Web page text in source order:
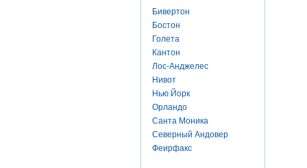
Бивертон
Бостон
Голета
Кантон
Лос-Анджелес
Нивот
Нью Йорк
Орландо
Санта Моника
Северный Андовер
Феирфакс